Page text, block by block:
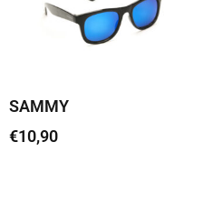
SAMMY
€10,90